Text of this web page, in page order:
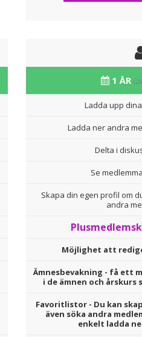
1 ÅR
Ladda upp
Ladda ner andra
Delta i
Se
Skapa din egen profil om
andra
Möjlighet att
Ämnesbevakning - få ett
i de ämnen och årskurs
Favoritlistor - Du kan
även söka andra
enkelt ladda